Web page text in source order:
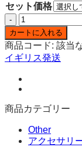
セット価格
KSTRD
(自
作
リ
キ
ッ
ド)
バ
ナ
ナ
&
カートに入れる
商品コード: 該当
イギリス発送
商品カテゴリー
Other
アクセサリ